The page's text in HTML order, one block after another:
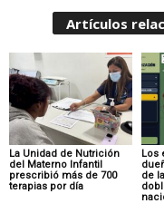
Artículos
La Unidad de Nutrición
del Materno Infantil
prescribió más de 700
terapias por día
Los
de